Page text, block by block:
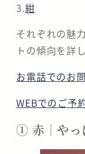
3.紺
それぞれの魅
トの傾向を詳
お電話でのお
WEBでのご予
① 赤｜やっ